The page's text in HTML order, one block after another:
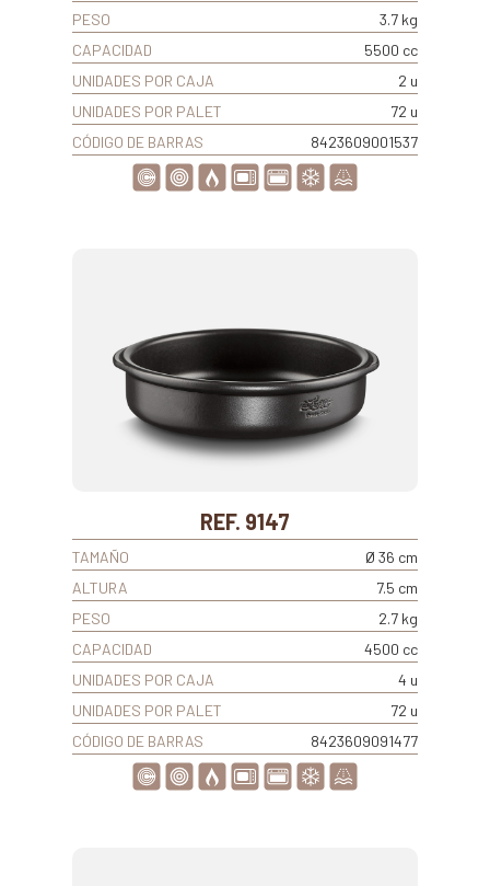
PESO
3.7 kg
CAPACIDAD
5500 cc
UNIDADES POR CAJA
2 u
UNIDADES POR PALET
72 u
CÓDIGO DE BARRAS
8423609001537
REF. 9147
TAMAÑO
Ø 36 cm
ALTURA
7.5 cm
PESO
2.7 kg
CAPACIDAD
4500 cc
UNIDADES POR CAJA
4 u
UNIDADES POR PALET
72 u
CÓDIGO DE BARRAS
8423609091477